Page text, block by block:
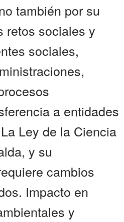
también por su
retos sociales y
sociales,
a entidades
Ley de la Ciencia
y su
cambios
Impacto en
y